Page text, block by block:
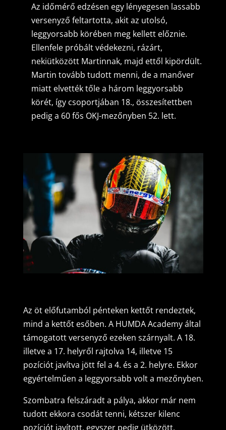
Az időmérő edzésen egy lényegesen lassabb
versenyző feltartotta, akit az utolsó,
leggyorsabb körében meg kellett előznie.
Ellenfele próbált védekezni, rázárt,
nekiütközött Martinnak, majd ettől kipördült.
Martin tovább tudott menni, de a manőver
miatt elvették tőle a három leggyorsabb
körét, így csoportjában 18., összesítettben
pedig a 60 fős OKJ-mezőnyben 52. lett.
Az öt előfutamból pénteken kettőt rendeztek,
mind a kettőt esőben. A HUMDA Academy által
támogatott versenyző ezeken szárnyalt. A 18.
illetve a 17. helyről rajtolva 14, illetve 15
pozíciót javítva jött fel a 4. és a 2. helyre. Ekkor
egyértelműen a leggyorsabb volt a mezőnyben.
Szombatra felszáradt a pálya, akkor már nem
tudott ekkora csodát tenni, kétszer kilenc
pozíciót javított, egyszer pedig ütközött,